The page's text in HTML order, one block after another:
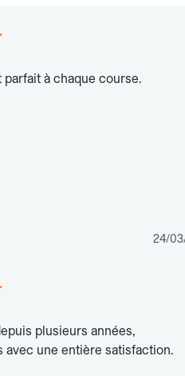
parfait à chaque course.
24/
plusieurs années,
avec une entière satisfaction.